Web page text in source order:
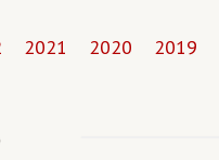
2021 2020 2019